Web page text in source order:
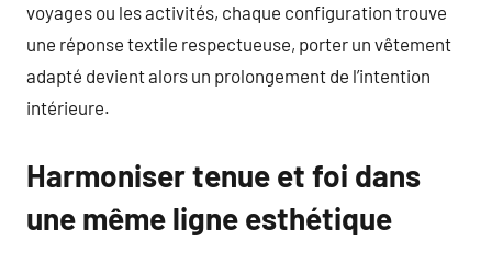
voyages ou les activités, chaque configuration trouve
une réponse textile respectueuse, porter un vêtement
adapté devient alors un prolongement de l’intention
intérieure.
Harmoniser tenue et foi dans
une même ligne esthétique